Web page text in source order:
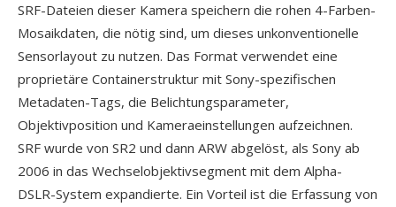
SRF-Dateien dieser Kamera speichern die rohen 4-Farben-
Mosaikdaten, die nötig sind, um dieses unkonventionelle
Sensorlayout zu nutzen. Das Format verwendet eine
proprietäre Containerstruktur mit Sony-spezifischen
Metadaten-Tags, die Belichtungsparameter,
Objektivposition und Kameraeinstellungen aufzeichnen.
SRF wurde von SR2 und dann ARW abgelöst, als Sony ab
2006 in das Wechselobjektivsegment mit dem Alpha-
DSLR-System expandierte. Ein Vorteil ist die Erfassung von